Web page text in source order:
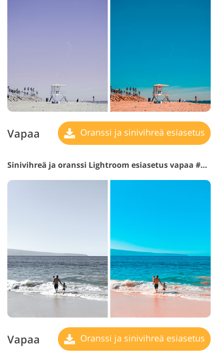
Vapaa Oranssi ja sinivihreä esiasetus
Sinivihreä ja oranssi Lightroom esiasetus vapaa #12 "Landscape"
Vapaa Oranssi ja sinivihreä esiasetus